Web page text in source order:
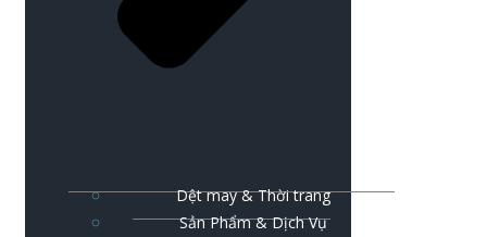
Dệt may & Thời trang
Sản Phẩm & Dịch Vụ